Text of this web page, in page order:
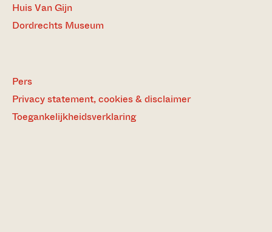
Huis Van Gijn
Dordrechts Museum
Pers
Privacy statement, cookies & disclaimer
Toegankelijkheidsverklaring